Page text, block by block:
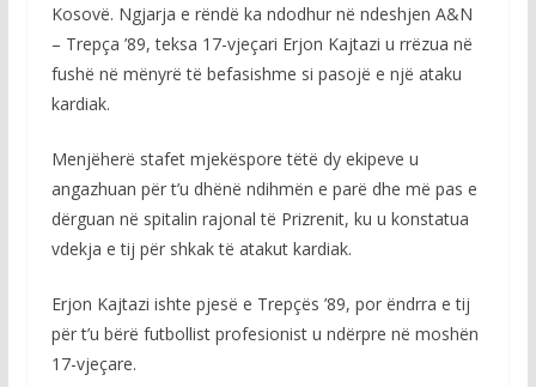
Kosovë. Ngjarja e rëndë ka ndodhur në ndeshjen A&N
– Trepça ’89, teksa 17-vjeçari Erjon Kajtazi u rrëzua në
fushë në mënyrë të befasishme si pasojë e një ataku
kardiak.
Menjëherë stafet mjekëspore tëtë dy ekipeve u
angazhuan për t’u dhënë ndihmën e parë dhe më pas e
dërguan në spitalin rajonal të Prizrenit, ku u konstatua
vdekja e tij për shkak të atakut kardiak.
Erjon Kajtazi ishte pjesë e Trepçës ’89, por ëndrra e tij
për t’u bërë futbollist profesionist u ndërpre në moshën
17-vjeçare.